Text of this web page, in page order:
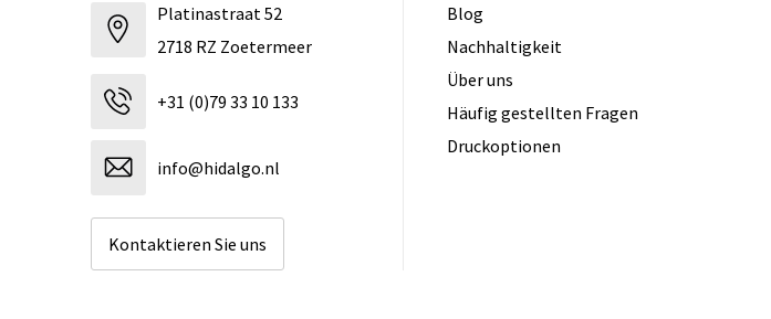
Platinastraat 52
2718 RZ Zoetermeer
+31 (0)79 33 10 133
info@hidalgo.nl
Kontaktieren Sie uns
Blog
Nachhaltigkeit
Über uns
Häufig gestellten Fragen
Druckoptionen